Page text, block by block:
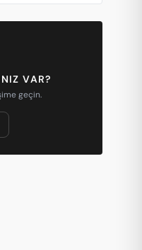
VAR?
geçin.